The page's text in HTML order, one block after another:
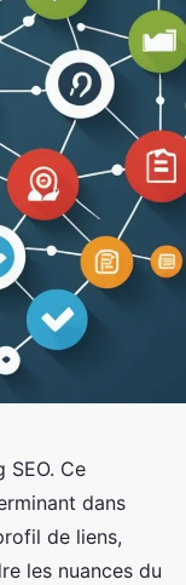
Ce
dans
de liens,
les nuances du